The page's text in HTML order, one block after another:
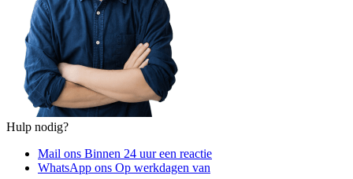
Hulp nodig?
Mail ons Binnen 24 uur een reactie
WhatsApp ons Op werkdagen van